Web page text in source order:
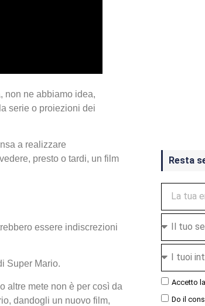
non ne abbiamo idea,
serie o proiezioni dei
a realizzare
presto o tardi, un film
essere indiscrezioni
Super Mario.
altre mete non è per così da
dandogli un nuovo film,
Resta
Accetto la
Do il